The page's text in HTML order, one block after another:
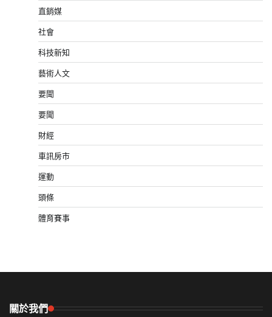
直銷媒
社會
科技新知
藝術人文
要聞
要聞
財經
車訊房市
運動
頭條
體育賽事
關於我們